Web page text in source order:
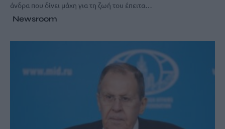
άνδρα που δίνει μάχη για τη ζωή του έπειτα…
Newsroom